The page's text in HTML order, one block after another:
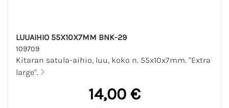
LUUAIHIO 55X10X7MM BNK-29
109709
Kitaran satula-aihio, luu, koko n. 55x10x7mm. "Extra
large".
14,00 €